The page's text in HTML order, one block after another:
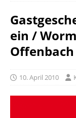
ein /
10. April 2010